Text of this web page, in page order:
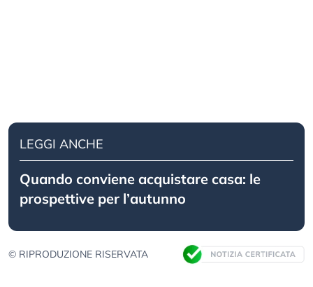
LEGGI ANCHE
Quando conviene acquistare casa: le
prospettive per l’autunno
© RIPRODUZIONE RISERVATA